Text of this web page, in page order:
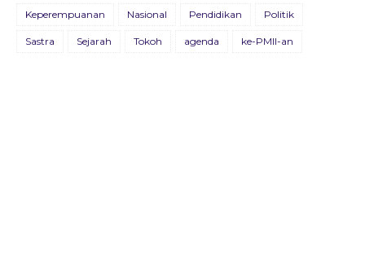
09 Juli 2021
Keperempuanan Nasional Pendidikan Politik
Sastra Sejarah Tokoh agenda ke-PMII-an